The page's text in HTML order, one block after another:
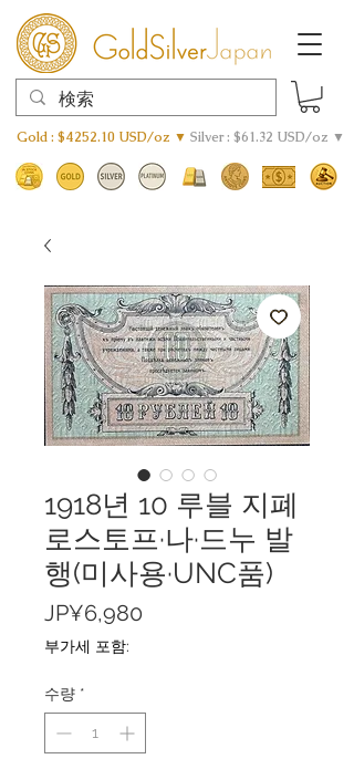
Gold : $4252.10 USD/oz ▼ Silver : $61.32 USD/oz ▼
1918년 10 루블 지폐
로스토프·나·드누 발
행(미사용·UNC품)
JP¥6,980
부가세 포함:
수량 *